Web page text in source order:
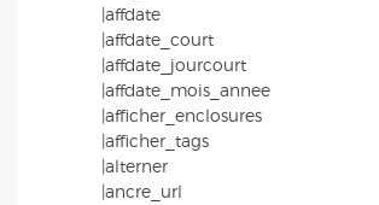
|affdate
|affdate_court
|affdate_jourcourt
|affdate_mois_annee
|afficher_enclosures
|afficher_tags
|alterner
|ancre_url